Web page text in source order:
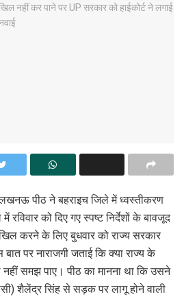
लखनऊ पीठ ने बहराइच जिले में ध्वस्तीकरण
को दिए गए स्पष्ट निर्देशों के बावजूद
करने के लिए बुधवार को राज्य सरकार
पर नाराजगी जताई कि क्या राज्य के
समझ पाए। पीठ का मानना था कि उसने
शैलेंद्र सिंह से सड़क पर लागू होने वाली